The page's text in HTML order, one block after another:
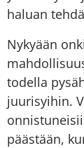
haluan
Nykyään
todella
juurisyihin.
päästään,